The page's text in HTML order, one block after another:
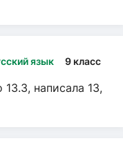
язык 9 класс
написала 13,